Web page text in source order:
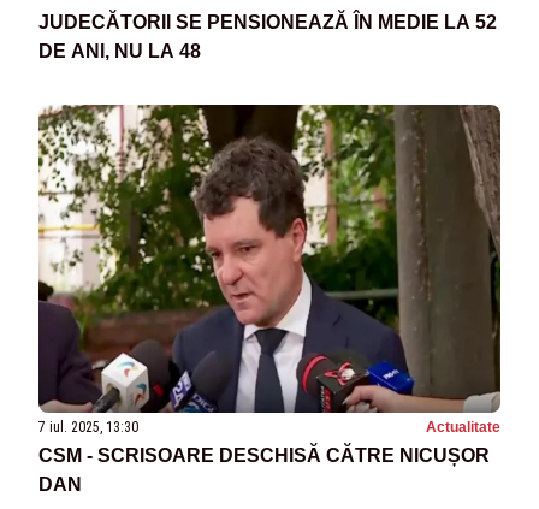
JUDECĂTORII SE PENSIONEAZĂ ÎN MEDIE LA 52
DE ANI, NU LA 48
7 iul. 2025, 13:30 Actualitate
CSM - SCRISOARE DESCHISĂ CĂTRE NICUȘOR
DAN